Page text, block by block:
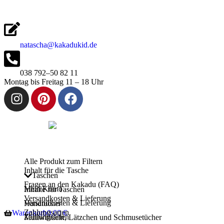
natascha@kakadukid.de
038 792–50 82 11
Montag bis Freitag 11 – 18 Uhr
Alle Produkt zum Filtern
Taschen
Inhalte für Taschen
Handtücher
Mullwindeln, Lätzchen und Schmusetücher
Inhalt für die Tasche
Fragen an den Kakadu (FAQ)
Versandkosten & Lieferung
Zahlungsarten
Mein Konto
Versandkosten & Lieferung
Zahlungsarten
Warenkorb0,00€